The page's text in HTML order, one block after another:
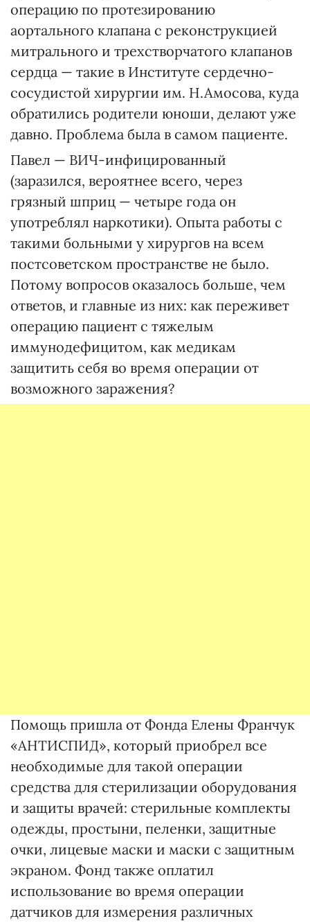
операцию по протезированию
аортального клапана с реконструкцией
митрального и трехстворчатого клапанов
сердца — такие в Институте сердечно-
сосудистой хирургии им. Н.Амосова, куда
обратились родители юноши, делают уже
давно. Проблема была в самом пациенте.
Павел — ВИЧ-инфицированный
(заразился, вероятнее всего, через
грязный шприц — четыре года он
употреблял наркотики). Опыта работы с
такими больными у хирургов на всем
постсоветском пространстве не было.
Потому вопросов оказалось больше, чем
ответов, и главные из них: как переживет
операцию пациент с тяжелым
иммунодефицитом, как медикам
защитить себя во время операции от
возможного заражения?
Помощь пришла от Фонда Елены Франчук
«АНТИСПИД», который приобрел все
необходимые для такой операции
средства для стерилизации оборудования
и защиты врачей: стерильные комплекты
одежды, простыни, пеленки, защитные
очки, лицевые маски и маски с защитным
экраном. Фонд также оплатил
использование во время операции
датчиков для измерения различных